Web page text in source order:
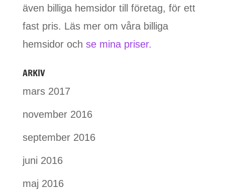
även billiga hemsidor till företag, för ett
fast pris. Läs mer om våra billiga
hemsidor och se mina priser.
ARKIV
mars 2017
november 2016
september 2016
juni 2016
maj 2016